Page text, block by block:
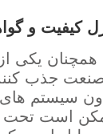
کیفیت و
یکی
صنعت جذب
سیستم
است تحت